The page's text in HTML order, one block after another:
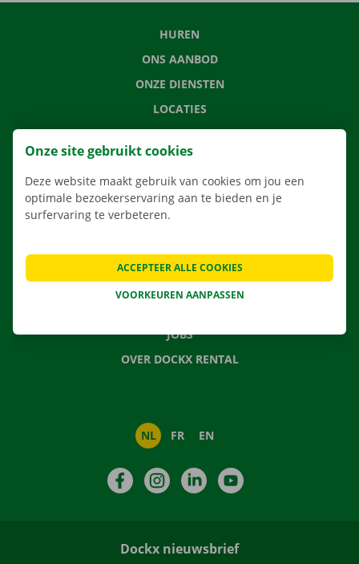
HUREN
ONS AANBOD
ONZE DIENSTEN
LOCATIES
APP
VERHUISOPLOSSINGEN
VEELGESTELDE VRAGEN
NIEUWS
JOBS
OVER DOCKX RENTAL
NL FR EN
FacebookInstagramLinkedIn
Dockx nieuwsbrief
Onze site gebruikt cookies
Deze website maakt gebruik van cookies om jou een
optimale bezoekerservaring aan te bieden en je
surfervaring te verbeteren.
VOORKEUREN AANPASSEN
ACCEPTEER ALLE COOKIES